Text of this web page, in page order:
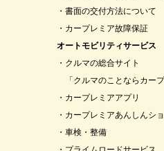
書面の交付方法について
カープレミア故障保証
オートモビリティサービス
クルマの総合サイト
「クルマのことならカー
カープレミアアプリ
カープレミアあんしんシ
車検・整備